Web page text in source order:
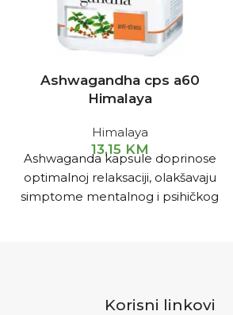
Ashwagandha cps a60
Himalaya
Himalaya
13,15 KM
Ashwaganda kapsule doprinose
optimalnoj relaksaciji, olakšavaju
simptome mentalnog i psihičkog
Korisni linkovi